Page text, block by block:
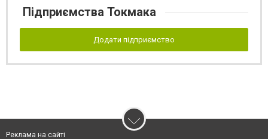
Підприємства Токмака
Додати підприємство
Реклама на сайті